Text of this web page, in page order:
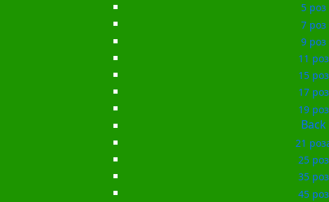
5 роз
7 роз
9 роз
11 роз
15 роз
17 роз
19 роз
Back
21
25 роз
35 роз
45 роз